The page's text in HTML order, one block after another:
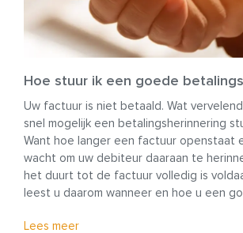
Hoe stuur ik een goede
Uw factuur is niet betaald. Wat
snel mogelijk een betalingsherinnering
Want hoe langer een factuur openstaat
wacht om uw debiteur daaraan te
het duurt tot de factuur volledig is
leest u daarom wanneer en hoe u een
Lees meer